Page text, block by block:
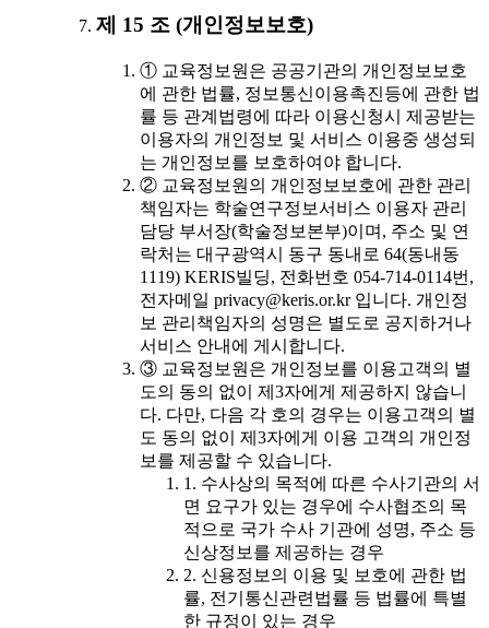
제 15 조 (개인정보보호)
① 교육정보원은 공공기관의 개인정보보호
에 관한 법률, 정보통신이용촉진등에 관한 법
률 등 관계법령에 따라 이용신청시 제공받는
이용자의 개인정보 및 서비스 이용중 생성되
는 개인정보를 보호하여야 합니다.
② 교육정보원의 개인정보보호에 관한 관리
책임자는 학술연구정보서비스 이용자 관리
담당 부서장(학술정보본부)이며, 주소 및 연
락처는 대구광역시 동구 동내로 64(동내동
1119) KERIS빌딩, 전화번호 054-714-0114번,
전자메일 privacy@keris.or.kr 입니다. 개인정
보 관리책임자의 성명은 별도로 공지하거나
서비스 안내에 게시합니다.
③ 교육정보원은 개인정보를 이용고객의 별
도의 동의 없이 제3자에게 제공하지 않습니
다. 다만, 다음 각 호의 경우는 이용고객의 별
도 동의 없이 제3자에게 이용 고객의 개인정
보를 제공할 수 있습니다.
1. 수사상의 목적에 따른 수사기관의 서
면 요구가 있는 경우에 수사협조의 목
적으로 국가 수사 기관에 성명, 주소 등
신상정보를 제공하는 경우
2. 신용정보의 이용 및 보호에 관한 법
률, 전기통신관련법률 등 법률에 특별
한 규정이 있는 경우